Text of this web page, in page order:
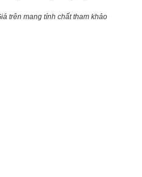
trên mang tính chất tham khảo